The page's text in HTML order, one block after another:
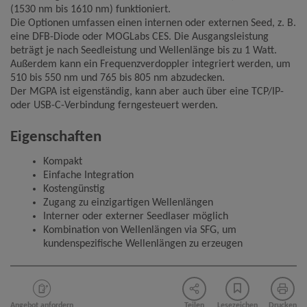
(1530 nm bis 1610 nm) funktioniert.
Die Optionen umfassen einen internen oder externen Seed, z. B.
eine DFB-Diode oder MOGLabs CES. Die Ausgangsleistung
beträgt je nach Seedleistung und Wellenlänge bis zu 1 Watt.
Außerdem kann ein Frequenzverdoppler integriert werden, um
510 bis 550 nm und 765 bis 805 nm abzudecken.
Der MGPA ist eigenständig, kann aber auch über eine TCP/IP-
oder USB-C-Verbindung ferngesteuert werden.
Eigenschaften
Kompakt
Einfache Integration
Kostengünstig
Zugang zu einzigartigen Wellenlängen
Interner oder externer Seedlaser möglich
Kombination von Wellenlängen via SFG, um
kundenspezifische Wellenlängen zu erzeugen
Name
Google Analytics
Anbieter
Google LLC
Zweck
Cookie von Google für Website-Analysen.
Erzeugt statistische Daten darüber, wie der
Besucher die Website nutzt.
Cookie Name
_ga,_gid
Cookie Laufzeit
2 Jahre